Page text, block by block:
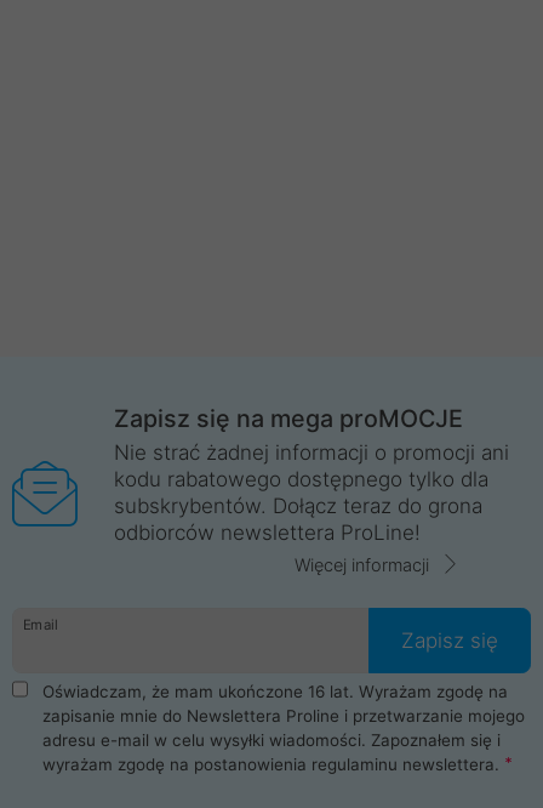
Zapisz się na mega proMOCJE
Nie strać żadnej informacji o promocji ani
kodu rabatowego dostępnego tylko dla
subskrybentów. Dołącz teraz do grona
odbiorców newslettera ProLine!
Więcej informacji
Email
Zapisz się
Oświadczam, że mam ukończone 16 lat. Wyrażam zgodę na
zapisanie mnie do Newslettera Proline i przetwarzanie mojego
adresu e-mail w celu wysyłki wiadomości. Zapoznałem się i
wyrażam zgodę na postanowienia regulaminu newslettera.